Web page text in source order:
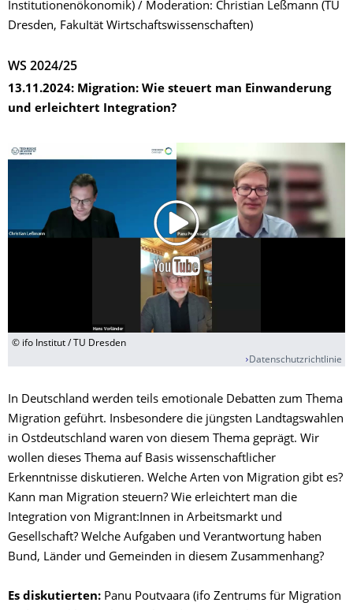
Institutionenökonomik) / Moderation: Christian Leßmann (TU
Dresden, FakuItät Wirtschaftswissenschaften)
WS 2024/25
13.11.2024: Migration: Wie steuert man Einwanderung
und erleichtert Integration?
© ifo Institut / TU Dresden
Datenschutzrichtlinie
In Deutschland werden teils emotionale Debatten zum Thema
Migration geführt. Insbesondere die jüngsten Landtagswahlen
in Ostdeutschland waren von diesem Thema geprägt. Wir
wollen dieses Thema auf Basis wissenschaftlicher
Erkenntnisse diskutieren. Welche Arten von Migration gibt es?
Kann man Migration steuern? Wie erleichtert man die
Integration von Migrant:Innen in Arbeitsmarkt und
Gesellschaft? Welche Aufgaben und Verantwortung haben
Bund, Länder und Gemeinden in diesem Zusammenhang?
Es diskutierten: Panu Poutvaara (ifo Zentrums für Migration